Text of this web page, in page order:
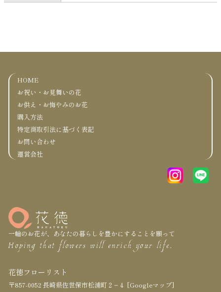
HOME
お祝い・お見舞いの花
お供え・お悔やみのお花
購入方法
特定商取引法に基づく表記
お問い合わせ
運営会社
一輪のお花が、あなたの暮らしを豊かにすることを願って
Hoping that flowers will enrich your life.
花徳フローリスト
〒857-0052 長崎県佐世保市松浦町２−４ [Googleマップ]